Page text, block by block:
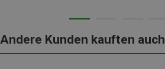
Andere Kunden kauften auch